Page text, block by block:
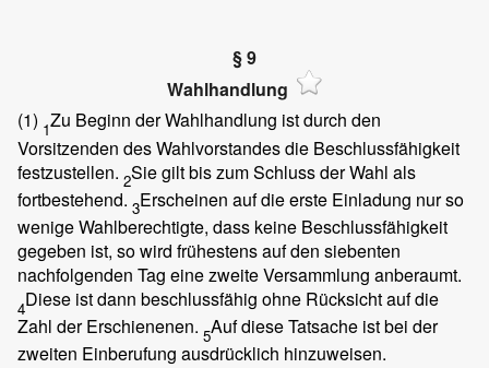
§ 9
Wahlhandlung
(1) 1Zu Beginn der Wahlhandlung ist durch den
Vorsitzenden des Wahlvorstandes die Beschlussfähigkeit
festzustellen. 2Sie gilt bis zum Schluss der Wahl als
fortbestehend. 3Erscheinen auf die erste Einladung nur so
wenige Wahlberechtigte, dass keine Beschlussfähigkeit
gegeben ist, so wird frühestens auf den siebenten
nachfolgenden Tag eine zweite Versammlung anberaumt.
4Diese ist dann beschlussfähig ohne Rücksicht auf die
Zahl der Erschienenen. 5Auf diese Tatsache ist bei der
zweiten Einberufung ausdrücklich hinzuweisen.